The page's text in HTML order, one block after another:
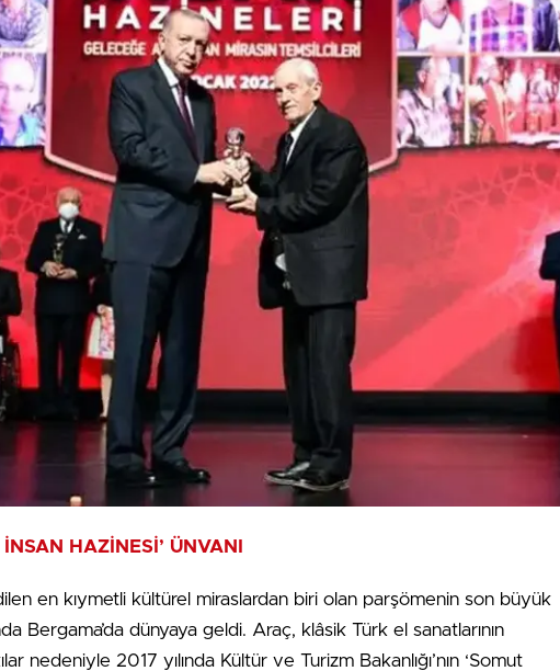
İNSAN HAZİNESİ’ ÜNVANI
en kıymetli kültürel miraslardan biri olan parşömenin son büyük
Bergama’da dünyaya geldi. Araç, klâsik Türk el sanatlarının
nedeniyle 2017 yılında Kültür ve Turizm Bakanlığı’nın ‘Somut